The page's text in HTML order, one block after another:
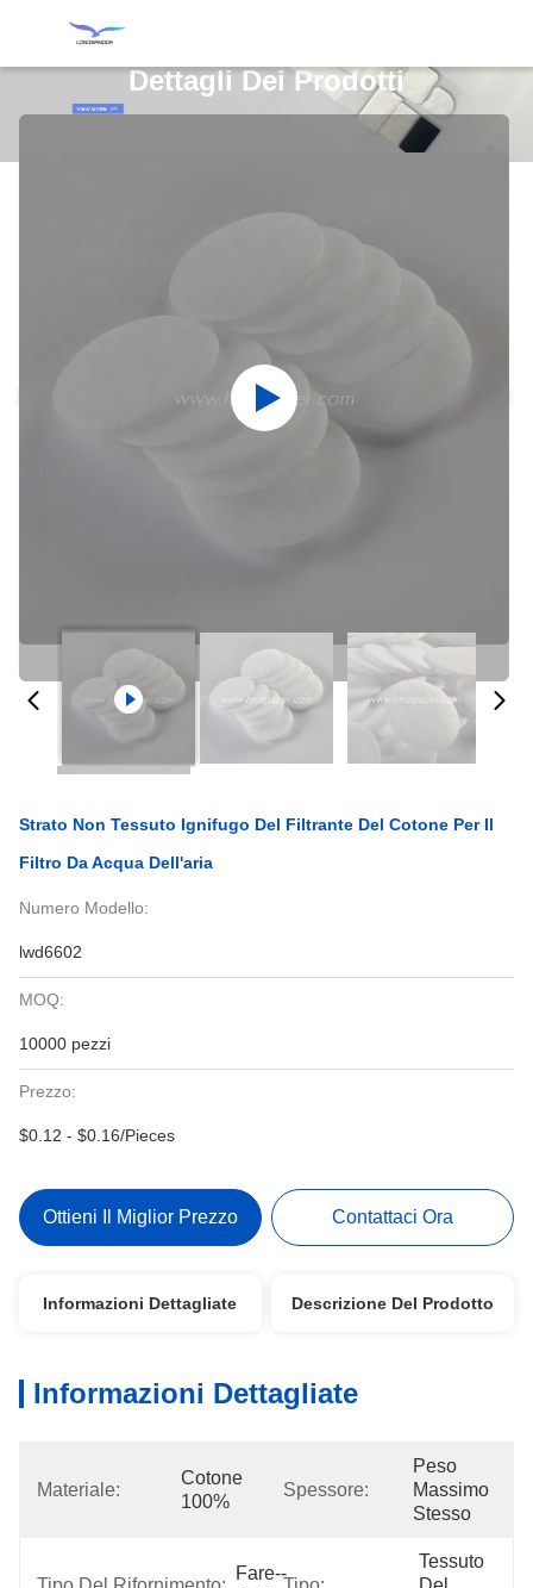
Dettagli Dei Prodotti
Strato Non Tessuto Ignifugo Del Filtrante Del Cotone Per Il
Filtro Da Acqua Dell'aria
Numero Modello:
lwd6602
MOQ:
10000 pezzi
Prezzo:
$0.12 - $0.16/Pieces
Ottieni Il Miglior Prezzo Contattaci Ora
Informazioni Dettagliate Descrizione Del Prodotto
Informazioni Dettagliate
Materiale:
Cotone
100%
Spessore:
Peso
Massimo
Stesso
Fare--
Tessuto